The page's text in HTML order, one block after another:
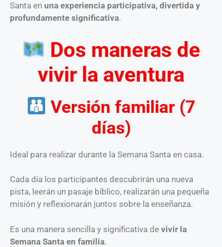
Santa en una experiencia participativa, divertida y
profundamente significativa.
Dos maneras de
vivir la aventura
Versión familiar (7
días)
Ideal para realizar durante la Semana Santa en casa.
Cada día los participantes descubrirán una nueva
pista, leerán un pasaje bíblico, realizarán una pequeña
misión y reflexionarán juntos sobre la enseñanza.
Es una manera sencilla y significativa de vivir la
Semana Santa en familia.